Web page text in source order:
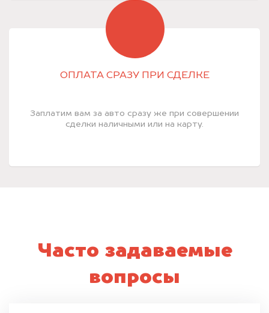
ОПЛАТА СРАЗУ ПРИ СДЕЛКЕ
Заплатим вам за авто сразу же при совершении
сделки наличными или на карту.
Часто задаваемые
вопросы